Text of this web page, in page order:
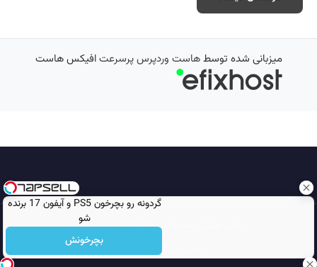
گردونه رو بچرخون PS5 و آیفون 17 برنده
شو
بچرخونش
میزبانی شده توسطهاست وردپرس پرسرعتافیکس هاست
تمامی حقوق محفوظ است © 2026
مجله نورگرام
انجمن نورگرام